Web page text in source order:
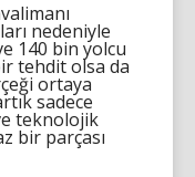
nedeniyle
140 bin yolcu
tehdit olsa da
ortaya
sadece
teknolojik
bir parçası